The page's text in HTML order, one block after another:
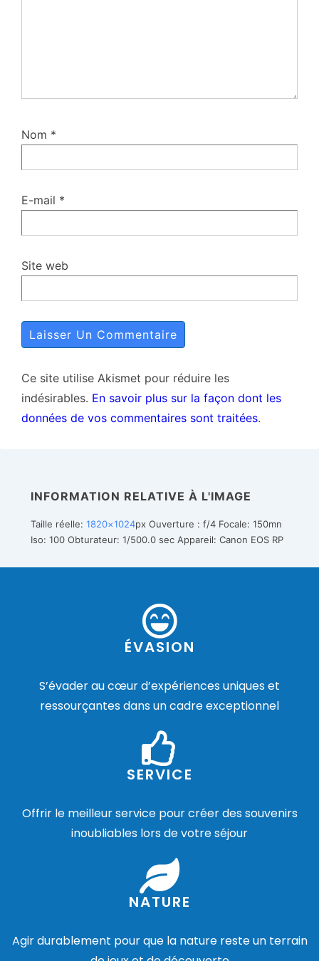
Nom *
E-mail *
Site web
Ce site utilise Akismet pour réduire les
indésirables. En savoir plus sur la façon dont les
données de vos commentaires sont traitées.
INFORMATION RELATIVE À L'IMAGE
Taille réelle: 1820×1024px Ouverture : f/4 Focale: 150mn
Iso: 100 Obturateur: 1/500.0 sec Appareil: Canon EOS RP
ÉVASION
S’évader au cœur d’expériences uniques et
ressourçantes dans un cadre exceptionnel
SERVICE
Offrir le meilleur service pour créer des souvenirs
inoubliables lors de votre séjour
NATURE
Agir durablement pour que la nature reste un terrain